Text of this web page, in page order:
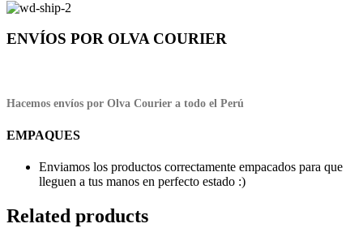
ENVÍOS POR OLVA COURIER
Hacemos envíos por Olva Courier a todo el Perú
EMPAQUES
Enviamos los productos correctamente empacados para que
lleguen a tus manos en perfecto estado :)
Related products